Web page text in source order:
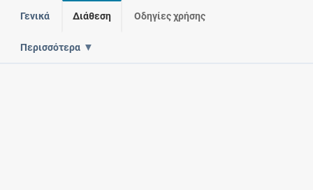
Γενικά Διάθεση Οδηγίες χρήσης
Περισσότερα